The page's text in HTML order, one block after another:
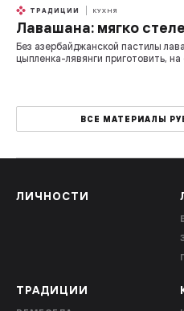
ТРАДИЦИИ КУХНЯ
Лавашана: мягко
Без азербайджанской пастилы
цыпленка-лявянги приготовить,
ВСЕ МАТЕРИАЛЫ
ЛИЧНОСТИ
ТРАДИЦИИ